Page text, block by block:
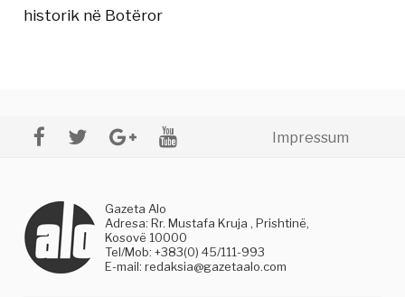
historik në Botëror
Impressum
Gazeta Alo
Adresa: Rr. Mustafa Kruja , Prishtinë,
Kosovë 10000
Tel/Mob: +383(0) 45/111-993
E-mail:redaksia@gazetaalo.com